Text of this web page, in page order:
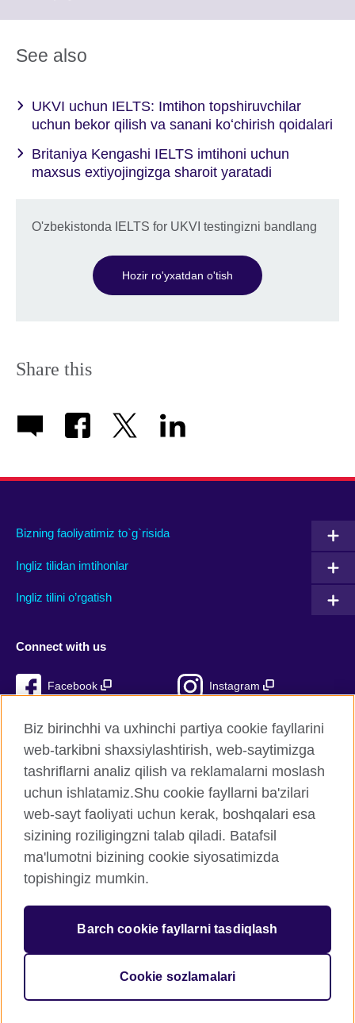
See also
UKVI uchun IELTS: Imtihon topshiruvchilar
uchun bekor qilish va sanani koʻchirish qoidalari
Britaniya Kengashi IELTS imtihoni uchun
maxsus extiyojingizga sharoit yaratadi
O'zbekistonda IELTS for UKVI testingizni bandlang
Hozir ro'yxatdan o'tish
Share this
Bizning faoliyatimiz to`g`risida
Ingliz tilidan imtihonlar
Ingliz tilini o’rgatish
Connect with us
Facebook Instagram
British Council Global
Xavfsizlik va foydalanish shartlari
Cookie fayllari
© 2026 British Council
The United Kingdom’s international organisation for cultural
relations and educational opportunities.
charity: 209131 (England and Wales) SC037733 (Scotland)
Biz birinchhi va uxhinchi partiya cookie fayllarini
web-tarkibni shaxsiylashtirish, web-saytimizga
tashriflarni analiz qilish va reklamalarni moslash
uchun ishlatamiz.Shu cookie fayllarni ba'zilari
web-sayt faoliyati uchun kerak, boshqalari esa
sizining roziligingzni talab qiladi. Batafsil
ma'lumotni bizining cookie siyosatimizda
topishingiz mumkin.
Barch cookie fayllarni tasdiqlash
Cookie sozlamalari